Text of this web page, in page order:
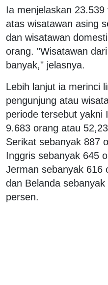
Ia menjelaskan
atas wisatawan asing
dan wisatawan
orang. "Wisatawan
banyak," jelasnya.
Lebih lanjut ia merinci
pengunjung atau
periode tersebut yakni
9.683 orang atau
Serikat sebanyak 887
Inggris sebanyak 645
Jerman sebanyak 616
dan Belanda
persen.